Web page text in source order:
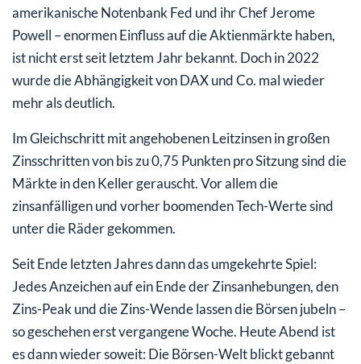
amerikanische Notenbank Fed und ihr Chef Jerome
Powell – enormen Einfluss auf die Aktienmärkte haben,
ist nicht erst seit letztem Jahr bekannt. Doch in 2022
wurde die Abhängigkeit von DAX und Co. mal wieder
mehr als deutlich.
Im Gleichschritt mit angehobenen Leitzinsen in großen
Zinsschritten von bis zu 0,75 Punkten pro Sitzung sind die
Märkte in den Keller gerauscht. Vor allem die
zinsanfälligen und vorher boomenden Tech-Werte sind
unter die Räder gekommen.
Seit Ende letzten Jahres dann das umgekehrte Spiel:
Jedes Anzeichen auf ein Ende der Zinsanhebungen, den
Zins-Peak und die Zins-Wende lassen die Börsen jubeln –
so geschehen erst vergangene Woche. Heute Abend ist
es dann wieder soweit: Die Börsen-Welt blickt gebannt